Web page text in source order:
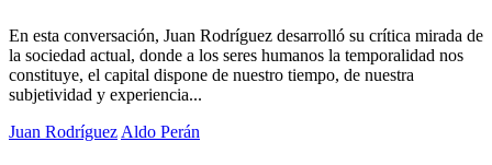
En esta conversación, Juan Rodríguez desarrolló su crítica mirada de
la sociedad actual, donde a los seres humanos la temporalidad nos
constituye, el capital dispone de nuestro tiempo, de nuestra
subjetividad y experiencia...
Juan Rodríguez Aldo Perán